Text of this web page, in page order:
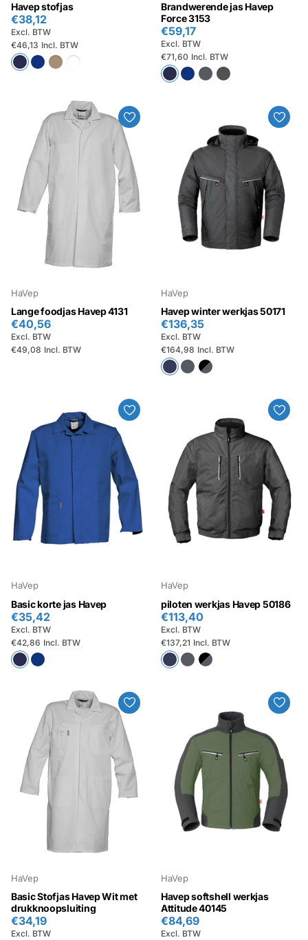
Havep stofjas
€46,13 Incl. BTW
€38,12
Excl. BTW
Brandwerende jas Havep
Force 3153
€71,60 Incl. BTW
€59,17
Excl. BTW
HaVep
Lange foodjas Havep 4131
€49,08 Incl. BTW
€40,56
Excl. BTW
HaVep
Havep winter werkjas 50171
€164,98 Incl. BTW
€136,35
Excl. BTW
HaVep
Basic korte jas Havep
€42,86 Incl. BTW
€35,42
Excl. BTW
HaVep
piloten werkjas Havep 50186
€137,21 Incl. BTW
€113,40
Excl. BTW
HaVep
Basic Stofjas Havep Wit met
drukknoopsluiting
€34,19
Excl. BTW
HaVep
Havep softshell werkjas
Attitude 40145
€84,69
Excl. BTW